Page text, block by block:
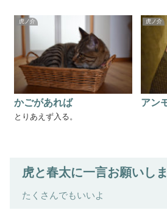
虎ノ介
かごがあれば
とりあえず入る。
虎ノ介
アン
虎と春太に一言お願いし
たくさんでもいいよ